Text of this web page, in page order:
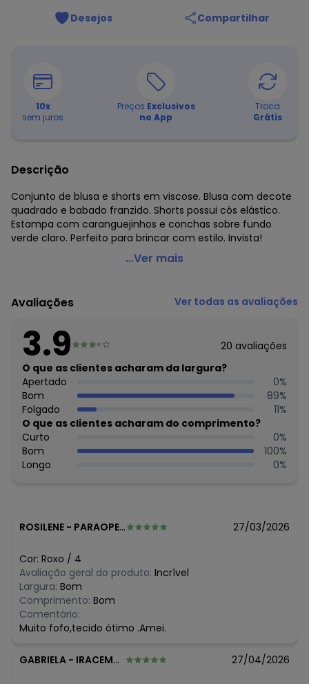
Desejos Compartilhar
10x
sem juros
Preços Exclusivos
no App
Troca
Grátis
Descrição
Conjunto de blusa e shorts em viscose. Blusa com decote
quadrado e babado franzido. Shorts possui cós elástico.
Estampa com caranguejinhos e conchas sobre fundo
verde claro. Perfeito para brincar com estilo. Invista!
Malwee Kids - Conjunto Caranguejos Off White
Comprimento da Manga: Curta
Decote Frente : Redondo
Feito: Brasil
Cuidados para conservação do produto: Temperatura
máxima de lavagem 30C. Não alvejar. Não passar sobre a
estampa.
Tecido: Viscose
Composição: Viscose 100%Viscose 100%
Histórico de preços
O preço apresentado abaixo é o menor oferecido em
junho/2026 R$ 47,96
abril/2026
março/2026
fevereiro/2026
...Ver mais
Avaliações Ver todas as avaliações
3.9 20 avaliações
O que as clientes acharam da largura?
Apertado
0%
Bom
89%
Folgado
11%
O que as clientes acharam do comprimento?
Curto
0%
Bom
100%
Longo
0%
ROSILENE - PARAOPEBA - MG 27/03/2026
Cor: Roxo / 4
Avaliação geral do produto: Incrível
Largura: Bom
Comprimento: Bom
Comentário:
Muito fofo,tecido ótimo .Amei.
GABRIELA - IRACEMAPOLIS - SP 27/04/2026